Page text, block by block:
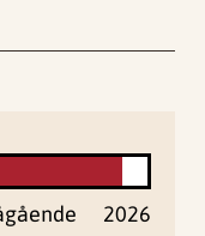
2026